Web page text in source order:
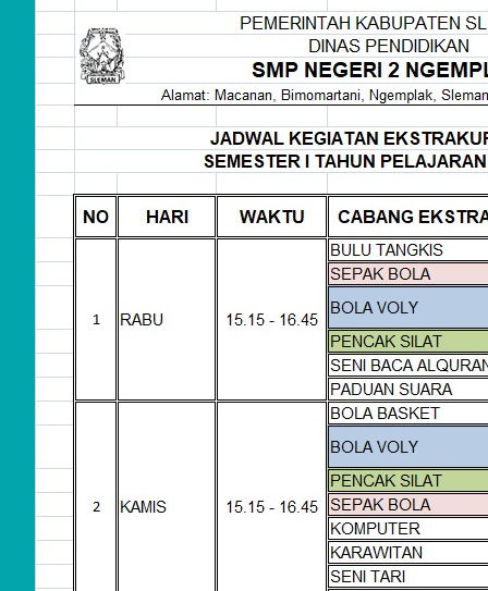
Links
Facebook Twitter LinkedIn
Instagram